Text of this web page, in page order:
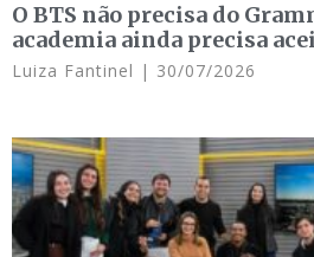
O BTS não precisa do
academia ainda precisa
Luiza Fantinel 30/07/2026